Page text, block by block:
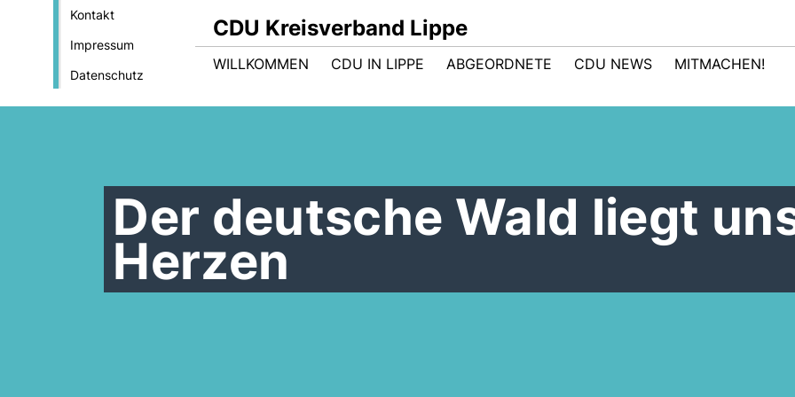
Kontakt
Impressum
Datenschutz
CDU Kreisverband Lippe
WILLKOMMEN CDU IN LIPPE ABGEORDNETE CDU NEWS MITMACHEN!
Der deutsche Wald liegt
Herzen